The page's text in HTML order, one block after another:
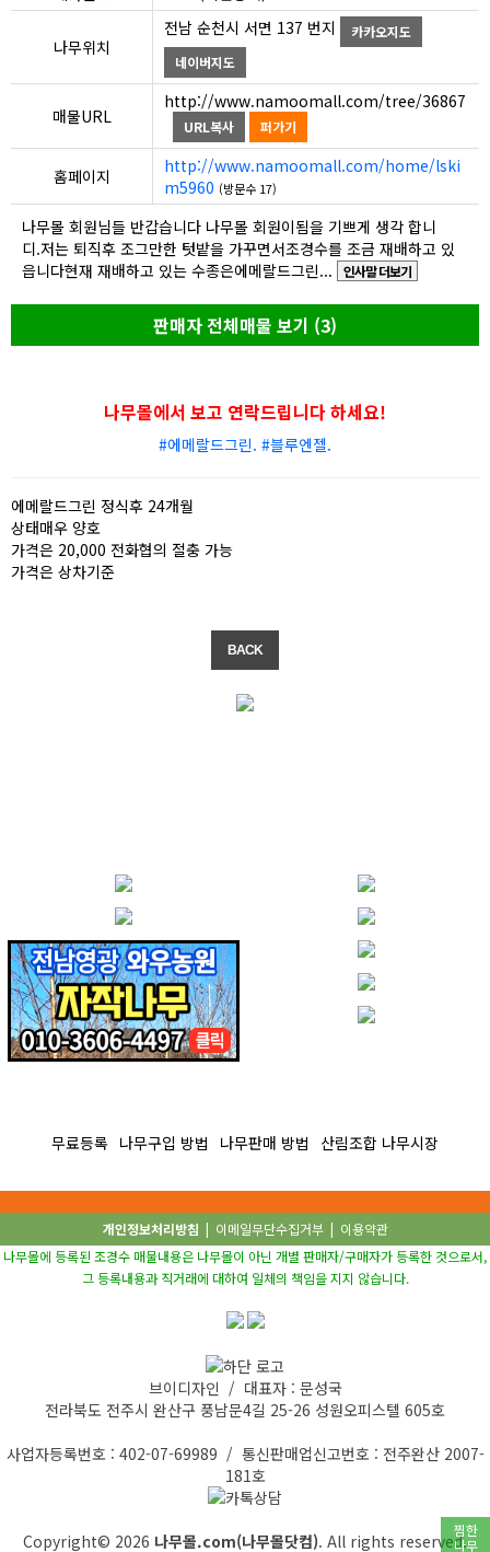
나무위치
전남 순천시 서면 137 번지
카카오지도
네이버지도
매물URL
http://www.namoomall.com/tree/36867
URL복사 퍼가기
홈페이지
http://www.namoomall.com/home/lski
m5960 (방문수 17)
나무몰 회원님들 반갑습니다 나무몰 회원이됨을 기쁘게 생각 합니
디. 저는 퇴직후 조그만한 텃밭을 가꾸면서조경수를 조금 재배하고 있
읍니다현재 재배하고 있는 수종은에메랄드그린...
인사말 더보기
판매자 전체매물 보기 (3)
나무몰에서 보고 연락드립니다 하세요!
#에메랄드그린. #블루엔젤.
에메랄드그린 정식후 24개월
상태매우 양호
가격은 20,000 전화협의 절충 가능
가격은 상차기준
무료등록 나무구입 방법 나무판매 방법 산림조합 나무시장
개인정보처리방침 | 이메일무단수집거부| 이용약관
나무몰에 등록된 조경수 매물내용은 나무몰이 아닌 개별 판매자/구매자가 등록한 것으로서,
그 등록내용과 직거래에 대하여 일체의 책임을 지지 않습니다.
브이디자인 / 대표자 : 문성국
전라북도 전주시 완산구 풍남문4길 25-26 성원오피스텔 605호
사업자등록번호 : 402-07-69989 / 통신판매업신고번호 : 전주완산 2007-
181호
Copyright© 2026 나무몰.com(나무몰닷컴). All rights reserved.
찜한
나무